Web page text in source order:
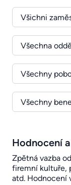
Hodnocení
Zpětná vazba
firemní kultuře,
atd. Hodnocení